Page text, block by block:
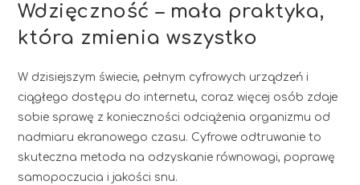
Wdzięczność – mała praktyka,
która zmienia wszystko
W dzisiejszym świecie, pełnym cyfrowych urządzeń i
ciągłego dostępu do internetu, coraz więcej osób zdaje
sobie sprawę z konieczności odciążenia organizmu od
nadmiaru ekranowego czasu. Cyfrowe odtruwanie to
skuteczna metoda na odzyskanie równowagi, poprawę
samopoczucia i jakości snu.